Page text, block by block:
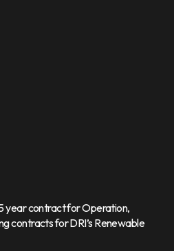
year contract for Operation,
contracts for DRI’s Renewable